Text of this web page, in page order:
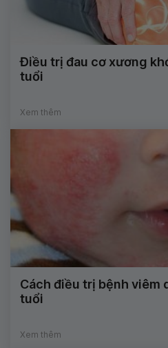
Điều trị đau cơ xương
tuổi
Xem thêm
Cách điều trị bệnh viêm
tuổi
Xem thêm